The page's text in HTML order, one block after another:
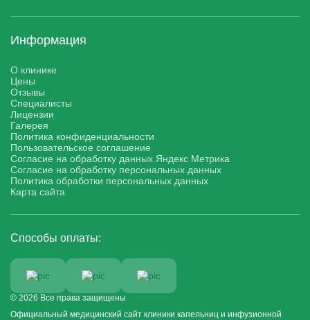
Информация
О клинике
Цены
Отзывы
Специалисты
Лицензии
Галерея
Политика конфиденциальности
Пользовательское соглашение
Согласие на обработку данных Яндекс Метрика
Согласие на обработку персональных данных
Политика обработки персональных данных
Карта сайта
© 2026 Все права защищены
Официальный медицинский сайт клиники капельниц и инфузионной
Способы оплаты: